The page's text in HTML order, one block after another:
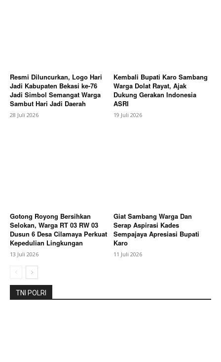
SUBSCRIBE NOW
Subscription Plans
My account
Bagikan Artikel
Berita Lainnya
SUPREMASI HUKUM : Kebijakan Pengupahan Harus
Resmi Diluncurkan, Logo Hari
Jadi Kabupaten Bekasi ke-76
Jadi Simbol Semangat Warga
Sambut Hari Jadi Daerah
28 Juli 2026
Kembali Bupati Karo Sambang
Warga Dolat Rayat, Ajak
Dukung Gerakan Indonesia
ASRI
19 Juli 2026
Gotong Royong Bersihkan
Selokan, Warga RT 03 RW 03
Dusun 6 Desa Cilamaya Perkuat
Kepedulian Lingkungan
13 Juli 2026
Giat Sambang Warga Dan
Serap Aspirasi Kades
Sempajaya Apresiasi Bupati
Karo
11 Juli 2026
TNI POLRI